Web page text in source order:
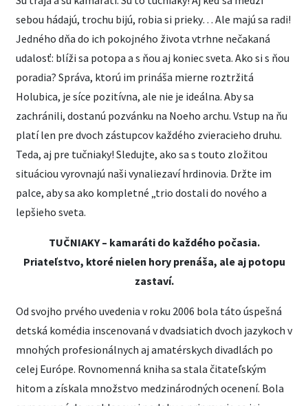
sebou hádajú, trochu bijú, robia si prieky… Ale majú sa radi!
Jedného dňa do ich pokojného života vtrhne nečakaná
udalosť: blíži sa potopa a s ňou aj koniec sveta. Ako si s ňou
poradia? Správa, ktorú im prináša mierne roztržitá
Holubica, je síce pozitívna, ale nie je ideálna. Aby sa
zachránili, dostanú pozvánku na Noeho archu. Vstup na ňu
platí len pre dvoch zástupcov každého zvieracieho druhu.
Teda, aj pre tučniaky! Sledujte, ako sa s touto zložitou
situáciou vyrovnajú naši vynaliezaví hrdinovia. Držte im
palce, aby sa ako kompletné „trio dostali do nového a
lepšieho sveta.
TUČNIAKY – kamaráti do každého počasia.
Priateľstvo, ktoré nielen hory prenáša, ale aj potopu
zastaví.
Od svojho prvého uvedenia v roku 2006 bola táto úspešná
detská komédia inscenovaná v dvadsiatich dvoch jazykoch v
mnohých profesionálnych aj amatérskych divadlách po
celej Európe. Rovnomenná kniha sa stala čitateľským
hitom a získala množstvo medzinárodných ocenení. Bola